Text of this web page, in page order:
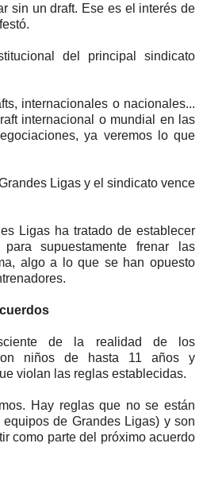
sin un draft. Ese es el interés de
del principal sindicato
internacionales o nacionales...
internacional o mundial en las
ya veremos lo que
Ligas y el sindicato vence
Ligas ha tratado de establecer
supuestamente frenar las
algo a lo que se han opuesto
de la realidad de los
niños de hasta 11 años y
violan las reglas establecidas.
Hay reglas que no se están
de Grandes Ligas) y son
como parte del próximo acuerdo